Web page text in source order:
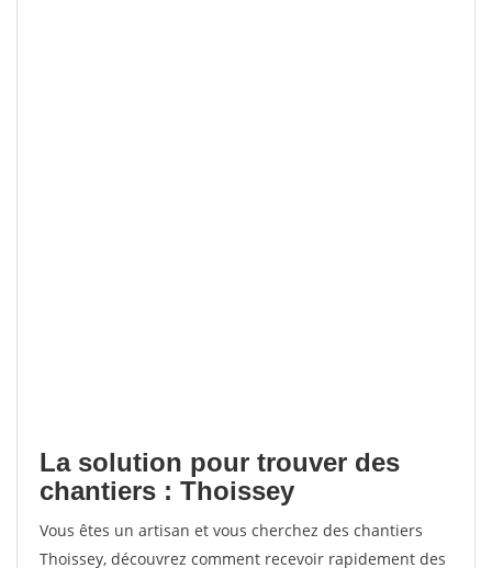
La solution pour trouver des
chantiers : Thoissey
Vous êtes un artisan et vous cherchez des chantiers
Thoissey, découvrez comment recevoir rapidement des